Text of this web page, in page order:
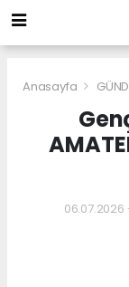
Anasayfa
06.07.2026